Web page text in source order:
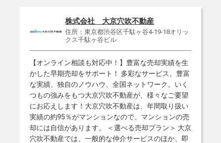
株式会社 大京穴吹不動産
住所：東京都渋谷区千駄ヶ谷4-19-18オリッ
クス千駄ヶ谷ビル
【オンライン相談も対応中！】豊富な売却実績を生
かした早期売却をサポート！ 多彩なサービス、豊富
な実績、独自のノウハウ、全国ネットワーク。いく
つもの強みをもつ大京穴吹不動産が、様々なご要望
にお応えします！大京穴吹不動産は、年間取り扱い
実績の約95％がマンションなので、マンションの売
却には自信があります。 ＜選べる売却プラン＞ 大京
穴吹不動産では、一般的な仲介サービスのほか、即